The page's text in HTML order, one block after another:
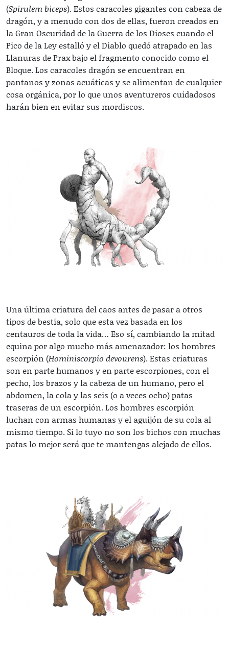
(Spirulem biceps). Estos caracoles gigantes con cabeza de
dragón, y a menudo con dos de ellas, fueron creados en
la Gran Oscuridad de la Guerra de los Dioses cuando el
Pico de la Ley estalló y el Diablo quedó atrapado en las
Llanuras de Prax bajo el fragmento conocido como el
Bloque. Los caracoles dragón se encuentran en
pantanos y zonas acuáticas y se alimentan de cualquier
cosa orgánica, por lo que unos aventureros cuidadosos
harán bien en evitar sus mordiscos.
Una última criatura del caos antes de pasar a otros
tipos de bestia, solo que esta vez basada en los
centauros de toda la vida… Eso sí, cambiando la mitad
equina por algo mucho más amenazador: los hombres
escorpión (Hominiscorpio devourens). Estas criaturas
son en parte humanos y en parte escorpiones, con el
pecho, los brazos y la cabeza de un humano, pero el
abdomen, la cola y las seis (o a veces ocho) patas
traseras de un escorpión. Los hombres escorpión
luchan con armas humanas y el aguijón de su cola al
mismo tiempo. Si lo tuyo no son los bichos con muchas
patas lo mejor será que te mantengas alejado de ellos.